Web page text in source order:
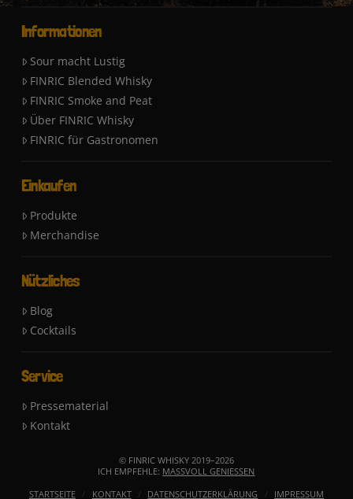
Informationen
Sour macht Lustig
FINRIC Blended Whisky
FINRIC Smoke and Peat
Über FINRIC Whisky
FINRIC für Gastronomen
Einkaufen
Produkte
Merchandise
Nützliches
Blog
Cocktails
Service
Pressematerial
Kontakt
© FINRIC WHISKY 2019–2026
ICH EMPFEHLE: MASSVOLL GENIESSEN
STARTSEITE
KONTAKT DATENSCHUTZERKLÄRUNG IMPRESSUM